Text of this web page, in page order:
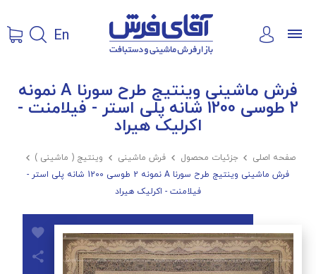
En
فرش ماشینی وینتیج طرح سورنا A نمونه
2 طوسی 1200 شانه پلی استر - فیلامنت -
اکرلیک هیراد
صفحه اصلی  جزئیات محصول  فرش ماشینی  وینتیج ( ماشینی ) 
فرش ماشینی وینتیج طرح سورنا A نمونه 2 طوسی 1200 شانه پلی استر -
فیلامنت - اکرلیک هیراد